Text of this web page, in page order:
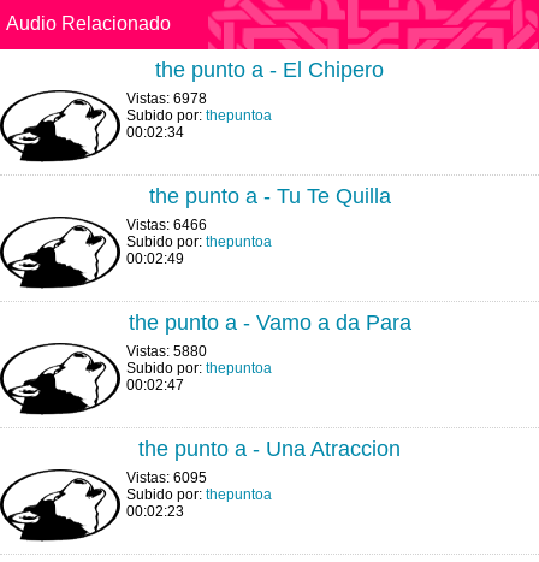
Audio Relacionado
the punto a - El Chipero
Vistas: 6978
Subido por: thepuntoa
00:02:34
the punto a - Tu Te Quilla
Vistas: 6466
Subido por: thepuntoa
00:02:49
the punto a - Vamo a da Para
Vistas: 5880
Subido por: thepuntoa
00:02:47
the punto a - Una Atraccion
Vistas: 6095
Subido por: thepuntoa
00:02:23